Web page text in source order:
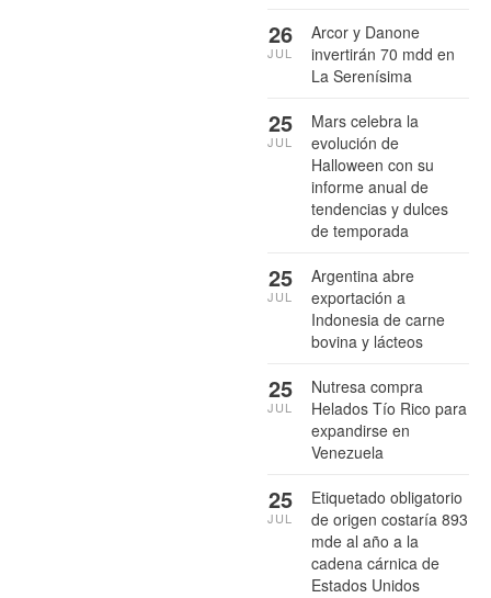
Arcor y Danone
invertirán 70 mdd en
La Serenísima
26
JUL
Mars celebra la
evolución de
Halloween con su
informe anual de
tendencias y dulces
de temporada
25
JUL
Argentina abre
exportación a
Indonesia de carne
bovina y lácteos
25
JUL
Nutresa compra
Helados Tío Rico para
expandirse en
Venezuela
25
JUL
Etiquetado obligatorio
de origen costaría 893
mde al año a la
cadena cárnica de
Estados Unidos
25
JUL